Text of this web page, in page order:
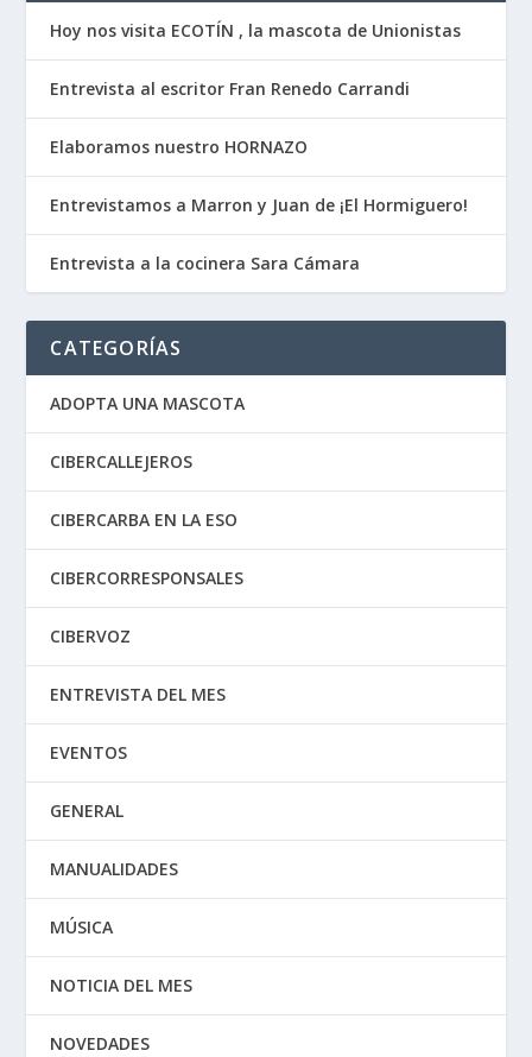
Hoy nos visita ECOTÍN , la mascota de Unionistas
Entrevista al escritor Fran Renedo Carrandi
Elaboramos nuestro HORNAZO
Entrevistamos a Marron y Juan de ¡El Hormiguero!
Entrevista a la cocinera Sara Cámara
CATEGORÍAS
ADOPTA UNA MASCOTA
CIBERCALLEJEROS
CIBERCARBA EN LA ESO
CIBERCORRESPONSALES
CIBERVOZ
ENTREVISTA DEL MES
EVENTOS
GENERAL
MANUALIDADES
MÚSICA
NOTICIA DEL MES
NOVEDADES